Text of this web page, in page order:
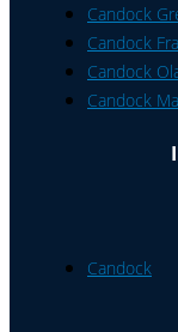
Candock
Candock
Candock
Candock
Candock